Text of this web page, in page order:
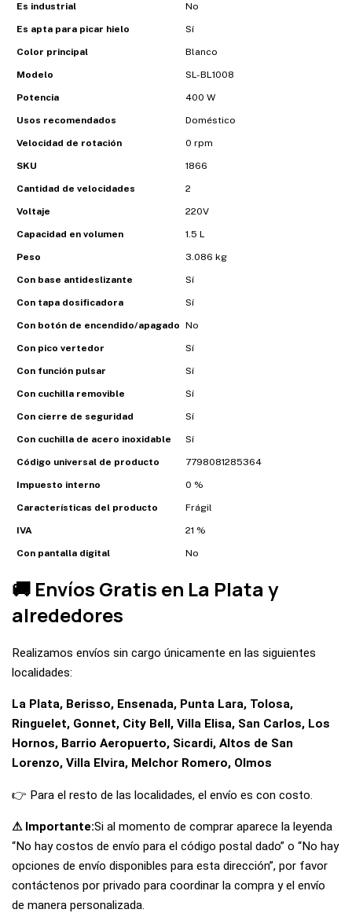
Es industrial No
Es apta para picar hielo Sí
Color principal Blanco
Modelo SL-BL1008
Potencia 400 W
Usos recomendados Doméstico
Velocidad de rotación 0 rpm
SKU 1866
Cantidad de velocidades 2
Voltaje 220V
Capacidad en volumen 1.5 L
Peso 3.086 kg
Con base antideslizante Sí
Con tapa dosificadora Sí
Con botón de encendido/apagado No
Con pico vertedor Sí
Con función pulsar Sí
Con cuchilla removible Sí
Con cierre de seguridad Sí
Con cuchilla de acero inoxidable Sí
Código universal de producto 7798081285364
Impuesto interno 0 %
Características del producto Frágil
IVA 21 %
Con pantalla digital No
🚚 Envíos Gratis en La Plata y
alrededores
Realizamos envíos sin cargo únicamente en las siguientes
localidades:
La Plata, Berisso, Ensenada, Punta Lara, Tolosa,
Ringuelet, Gonnet, City Bell, Villa Elisa, San Carlos, Los
Hornos, Barrio Aeropuerto, Sicardi, Altos de San
Lorenzo, Villa Elvira, Melchor Romero, Olmos
👉 Para el resto de las localidades, el envío es con costo.
⚠ Importante:Si al momento de comprar aparece la leyenda
“No hay costos de envío para el código postal dado” o “No hay
opciones de envío disponibles para esta dirección”, por favor
contáctenos por privado para coordinar la compra y el envío
de manera personalizada.